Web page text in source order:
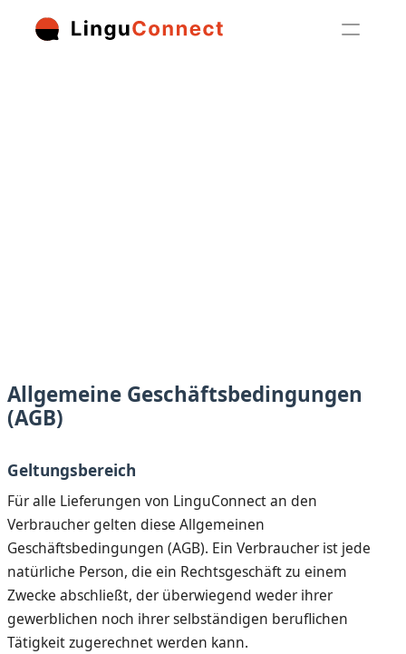
Allgemeine Geschäftsbedingungen
(AGB)
Geltungsbereich
Für alle Lieferungen von LinguConnect an den
Verbraucher gelten diese Allgemeinen
Geschäftsbedingungen (AGB). Ein Verbraucher ist jede
natürliche Person, die ein Rechtsgeschäft zu einem
Zwecke abschließt, der überwiegend weder ihrer
gewerblichen noch ihrer selbständigen beruflichen
Tätigkeit zugerechnet werden kann.